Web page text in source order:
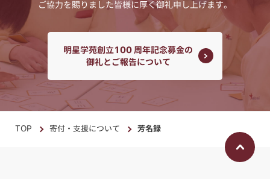
ご協力を賜りました皆様に厚く御礼申し上げます。
明星学苑創立100 周年記念募金の
御礼とご報告について
TOP 寄付・支援について 芳名録